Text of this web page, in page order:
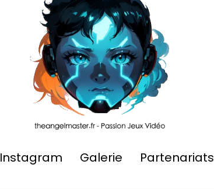
Instagram Galerie Partenariats